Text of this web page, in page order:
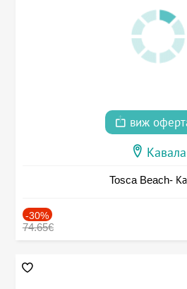
виж
Кавала
Tosca Beach-
-30%
74.65€